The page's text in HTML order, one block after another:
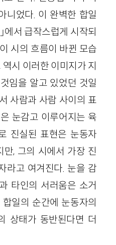
니었다. 이 완벽한 합일
에서 급작스럽게 시작되
시의 흐름이 바뀐 모습
시 이러한 이미지가 지
임을 알고 있었던 것일
사람과 사람 사이의 표
눈감고 이루어지는 육
진실된 표현은 눈동자
, 그의 시에서 가장 진
라고 여겨진다. 눈을 감
타인의 서러움은 소거
일의 순간에 눈동자의
상태가 동반된다면 더